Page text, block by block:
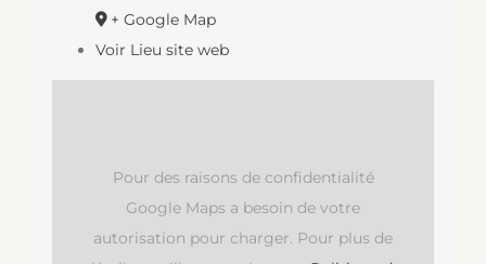
+ Google Map
Voir Lieu site web
Pour des raisons de confidentialité
Google Maps a besoin de votre
autorisation pour charger. Pour plus de